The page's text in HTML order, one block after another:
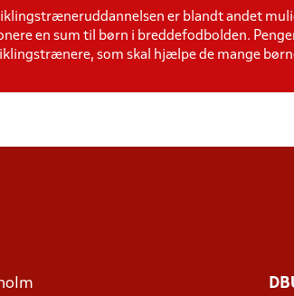
er blandt andet
en sum til børn i breddefodbolden.
som skal hjælpe de mange